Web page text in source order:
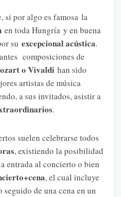
si por algo es famosa la
en toda Hungría y en buena
su excepcional acústica.
composiciones de
o Vivaldi han sido
artistas de música
a sus invitados, asistir a
.
suelen celebrarse todos
, existiendo la posibilidad
entrada al concierto o bien
, el cual incluye
de una cena en un